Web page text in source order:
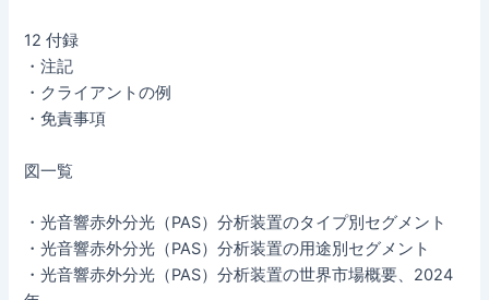
12 付録
・注記
・クライアントの例
・免責事項
図一覧
・光音響赤外分光（PAS）分析装置のタイプ別セグメント
・光音響赤外分光（PAS）分析装置の用途別セグメント
・光音響赤外分光（PAS）分析装置の世界市場概要、2024